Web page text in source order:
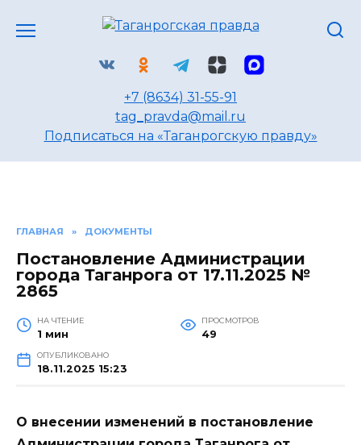
+7 (8634) 31-55-91
tag_pravda@mail.ru
Подписаться на «Таганрогскую правду»
ГЛАВНАЯ » ДОКУМЕНТЫ
Постановление Администрации
города Таганрога от 17.11.2025 №
2865
НА ЧТЕНИЕ
1 мин
ПРОСМОТРОВ
49
ОПУБЛИКОВАНО
18.11.2025 15:23
О внесении изменений в постановление